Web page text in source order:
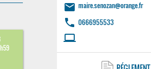
email maire.senozan@orange.fr
phone 0666955533
laptop